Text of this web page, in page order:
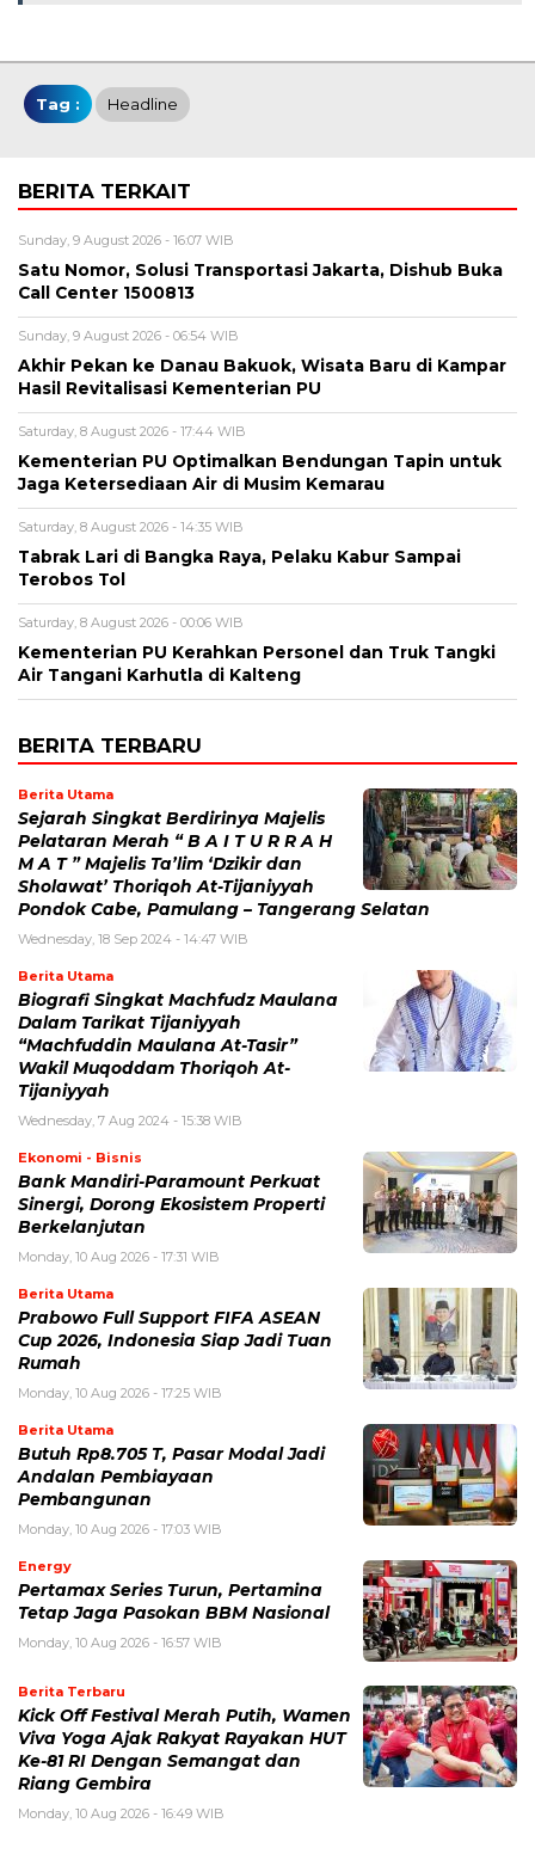
Tag : Headline
BERITA TERKAIT
Sunday, 9 August 2026 - 16:07 WIB
Satu Nomor, Solusi Transportasi Jakarta, Dishub Buka
Call Center 1500813
Sunday, 9 August 2026 - 06:54 WIB
Akhir Pekan ke Danau Bakuok, Wisata Baru di Kampar
Hasil Revitalisasi Kementerian PU
Saturday, 8 August 2026 - 17:44 WIB
Kementerian PU Optimalkan Bendungan Tapin untuk
Jaga Ketersediaan Air di Musim Kemarau
Saturday, 8 August 2026 - 14:35 WIB
Tabrak Lari di Bangka Raya, Pelaku Kabur Sampai
Terobos Tol
Saturday, 8 August 2026 - 00:06 WIB
Kementerian PU Kerahkan Personel dan Truk Tangki
Air Tangani Karhutla di Kalteng
BERITA TERBARU
Berita Utama
Sejarah Singkat Berdirinya Majelis
Pelataran Merah “ B A I T U R R A H
M A T ” Majelis Ta’lim ‘Dzikir dan
Sholawat’ Thoriqoh At-Tijaniyyah
Pondok Cabe, Pamulang – Tangerang Selatan
Wednesday, 18 Sep 2024 - 14:47 WIB
Berita Utama
Biografi Singkat Machfudz Maulana
Dalam Tarikat Tijaniyyah
“Machfuddin Maulana At-Tasir”
Wakil Muqoddam Thoriqoh At-
Tijaniyyah
Wednesday, 7 Aug 2024 - 15:38 WIB
Ekonomi - Bisnis
Bank Mandiri-Paramount Perkuat
Sinergi, Dorong Ekosistem Properti
Berkelanjutan
Monday, 10 Aug 2026 - 17:31 WIB
Berita Utama
Prabowo Full Support FIFA ASEAN
Cup 2026, Indonesia Siap Jadi Tuan
Rumah
Monday, 10 Aug 2026 - 17:25 WIB
Berita Utama
Butuh Rp8.705 T, Pasar Modal Jadi
Andalan Pembiayaan
Pembangunan
Monday, 10 Aug 2026 - 17:03 WIB
Energy
Pertamax Series Turun, Pertamina
Tetap Jaga Pasokan BBM Nasional
Monday, 10 Aug 2026 - 16:57 WIB
Berita Terbaru
Kick Off Festival Merah Putih, Wamen
Viva Yoga Ajak Rakyat Rayakan HUT
Ke-81 RI Dengan Semangat dan
Riang Gembira
Monday, 10 Aug 2026 - 16:49 WIB